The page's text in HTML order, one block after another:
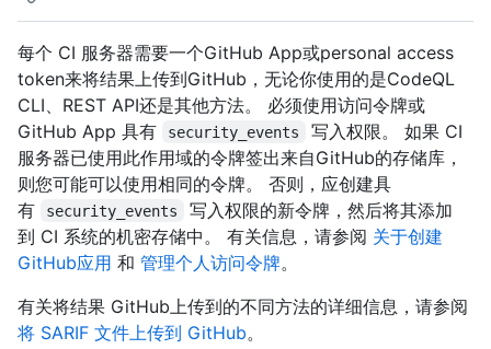
每个 CI 服务器需要一个GitHub App或personal access
token来将结果上传到GitHub，无论你使用的是CodeQL
CLI、REST API还是其他方法。 必须使用访问令牌或
GitHub App 具有
security_events
写入权限。 如果 CI
服务器已使用此作用域的令牌签出来自GitHub的存储库，
则您可能可以使用相同的令牌。 否则，应创建具
有
security_events
写入权限的新令牌，然后将其添加
到 CI 系统的机密存储中。 有关信息，请参阅 关于创建
GitHub应用 和 管理个人访问令牌。
有关将结果 GitHub上传到的不同方法的详细信息，请参阅
将 SARIF 文件上传到 GitHub。